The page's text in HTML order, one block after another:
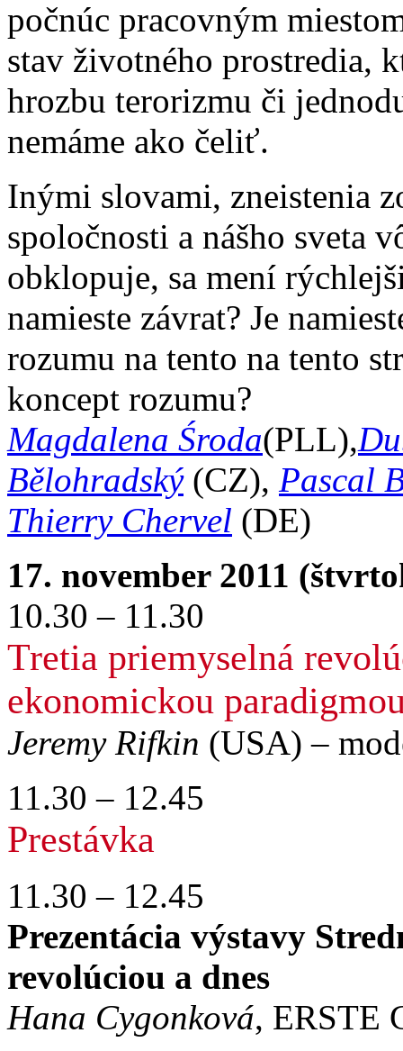
počnúc pracovným
stav životného prostredia,
hrozbu terorizmu či
nemáme ako čeliť.
Inými slovami, zneistenia
spoločnosti a nášho sveta
obklopuje, sa mení
namieste závrat? Je
rozumu na tento na tento
koncept rozumu?
Magdalena Środa(PLL),
Bělohradský(CZ), Pascal
Thierry Chervel (DE)
17. november 2011
10.30 – 11.30
Tretia priemyselná
ekonomickou
Jeremy Rifkin (USA) –
11.30 – 12.45
Prestávka
11.30 – 12.45
Prezentácia výstavy
revolúciou a dnes
Hana Cygonková, ERSTE